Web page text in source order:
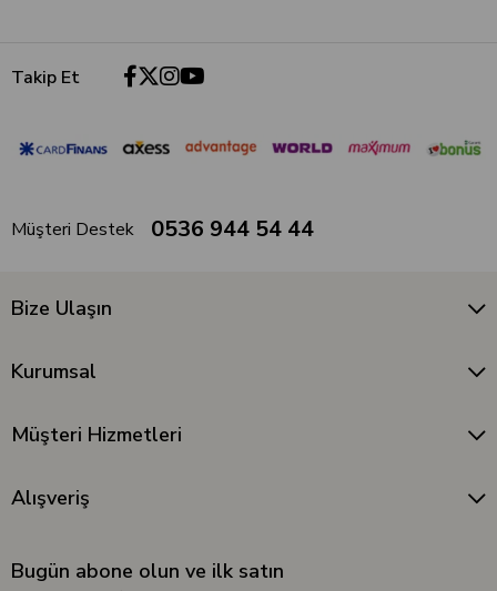
Takip Et
Müşteri Destek 0536 944 54 44
Bize Ulaşın
Kurumsal
Müşteri Hizmetleri
Alışveriş
Bugün abone olun ve ilk satın